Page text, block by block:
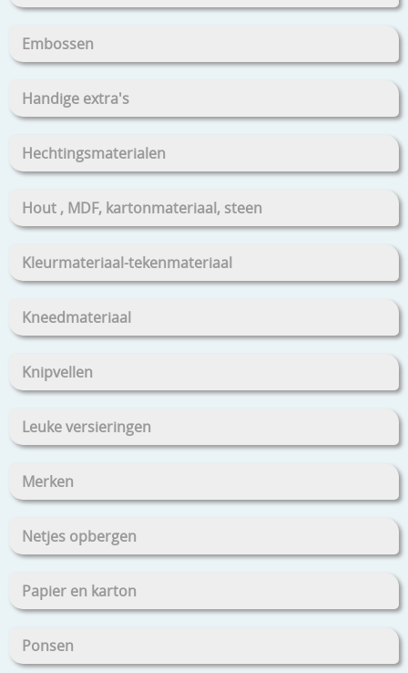
Embossen
Handige extra's
Hechtingsmaterialen
Hout , MDF, kartonmateriaal, steen
Kleurmateriaal-tekenmateriaal
Kneedmateriaal
Knipvellen
Leuke versieringen
Merken
Netjes opbergen
Papier en karton
Ponsen